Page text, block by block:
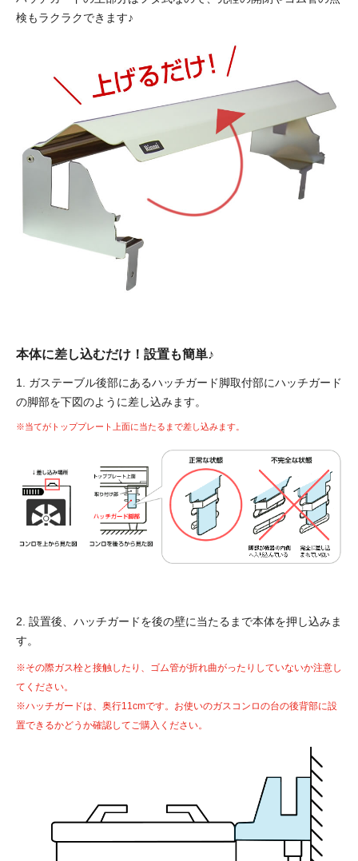
検もラクラクできます♪
本体に差し込むだけ！設置も簡単♪
1. ガステーブル後部にあるハッチガード脚取付部にハッチガード
の脚部を下図のように差し込みます。
※当てがトッププレート上面に当たるまで差し込みます。
2. 設置後、ハッチガードを後の壁に当たるまで本体を押し込みま
す。
※その際ガス栓と接触したり、ゴム管が折れ曲がったりしていないか注意し
てください。
※ハッチガードは、奥行11cmです。お使いのガスコンロの台の後背部に設
置できるかどうか確認してご購入ください。